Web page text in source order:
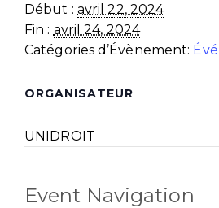
Début : avril 22, 2024
Fin : avril 24, 2024
Catégories d’Évènement:
ORGANISATEUR
UNIDROIT
Event Navigation